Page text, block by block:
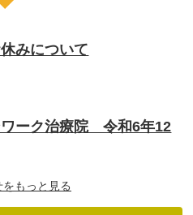
みについて
ーク治療院 令和6年12
もっと見る